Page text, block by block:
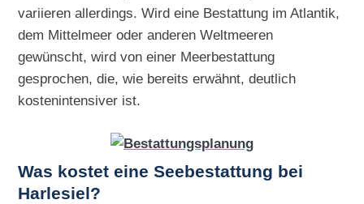
variieren allerdings. Wird eine Bestattung im Atlantik,
dem Mittelmeer oder anderen Weltmeeren
gewünscht, wird von einer Meerbestattung
gesprochen, die, wie bereits erwähnt, deutlich
kostenintensiver ist.
Was kostet eine Seebestattung bei
Harlesiel?